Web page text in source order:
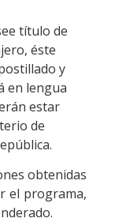
título de
éste
y
en lengua
estar
de
obtenidas
el programa,